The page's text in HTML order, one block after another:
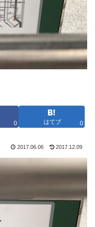
0 はてブ 0
2017.06.06 2017.12.09